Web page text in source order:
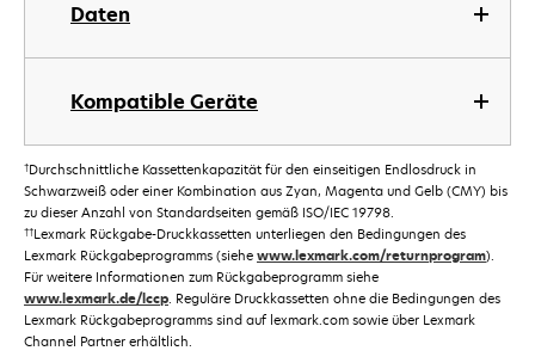
Daten
Kompatible Geräte
†Durchschnittliche Kassettenkapazität für den einseitigen Endlosdruck in
Schwarzweiß oder einer Kombination aus Zyan, Magenta und Gelb (CMY) bis
zu dieser Anzahl von Standardseiten gemäß ISO/IEC 19798.
††Lexmark Rückgabe-Druckkassetten unterliegen den Bedingungen des
Lexmark Rückgabeprogramms (siehe www.lexmark.com/returnprogram).
Für weitere Informationen zum Rückgabeprogramm siehe
www.lexmark.de/lccp. Reguläre Druckkassetten ohne die Bedingungen des
Lexmark Rückgabeprogramms sind auf lexmark.com sowie über Lexmark
Channel Partner erhältlich.